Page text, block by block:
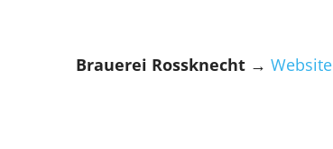
Brauerei Rossknecht → Website